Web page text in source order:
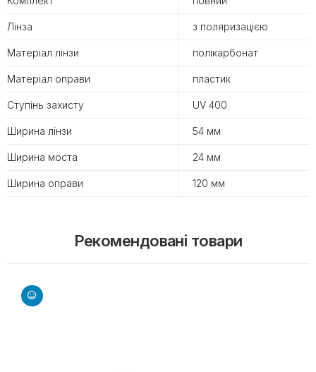
Лінза з поляризацією
Матеріал лінзи полікарбонат
Матеріал оправи пластик
Ступінь захисту UV 400
Ширина лінзи 54 мм
Ширина моста 24 мм
Ширина оправи 120 мм
Рекомендовані товари